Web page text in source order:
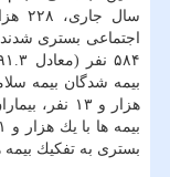
بستری به تفكیك بیمه